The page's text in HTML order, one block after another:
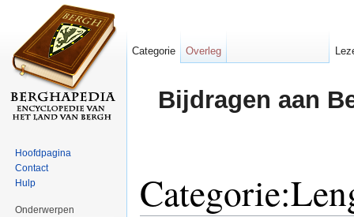
Bijdragen aan
Categorie Overleg
Hoofdpagina
Contact
Hulp
Onderwerpen